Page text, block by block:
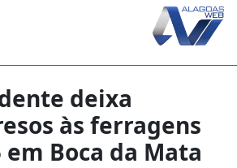
deixa
às ferragens
em Boca da Mata